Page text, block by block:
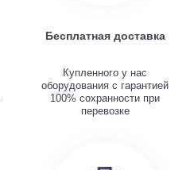
Бесплатная доставка
Купленного у нас
оборудования с гарантией
100% сохранности при
перевозке